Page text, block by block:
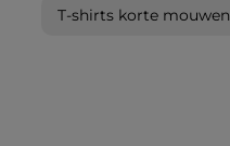
T-shirts korte mouwen